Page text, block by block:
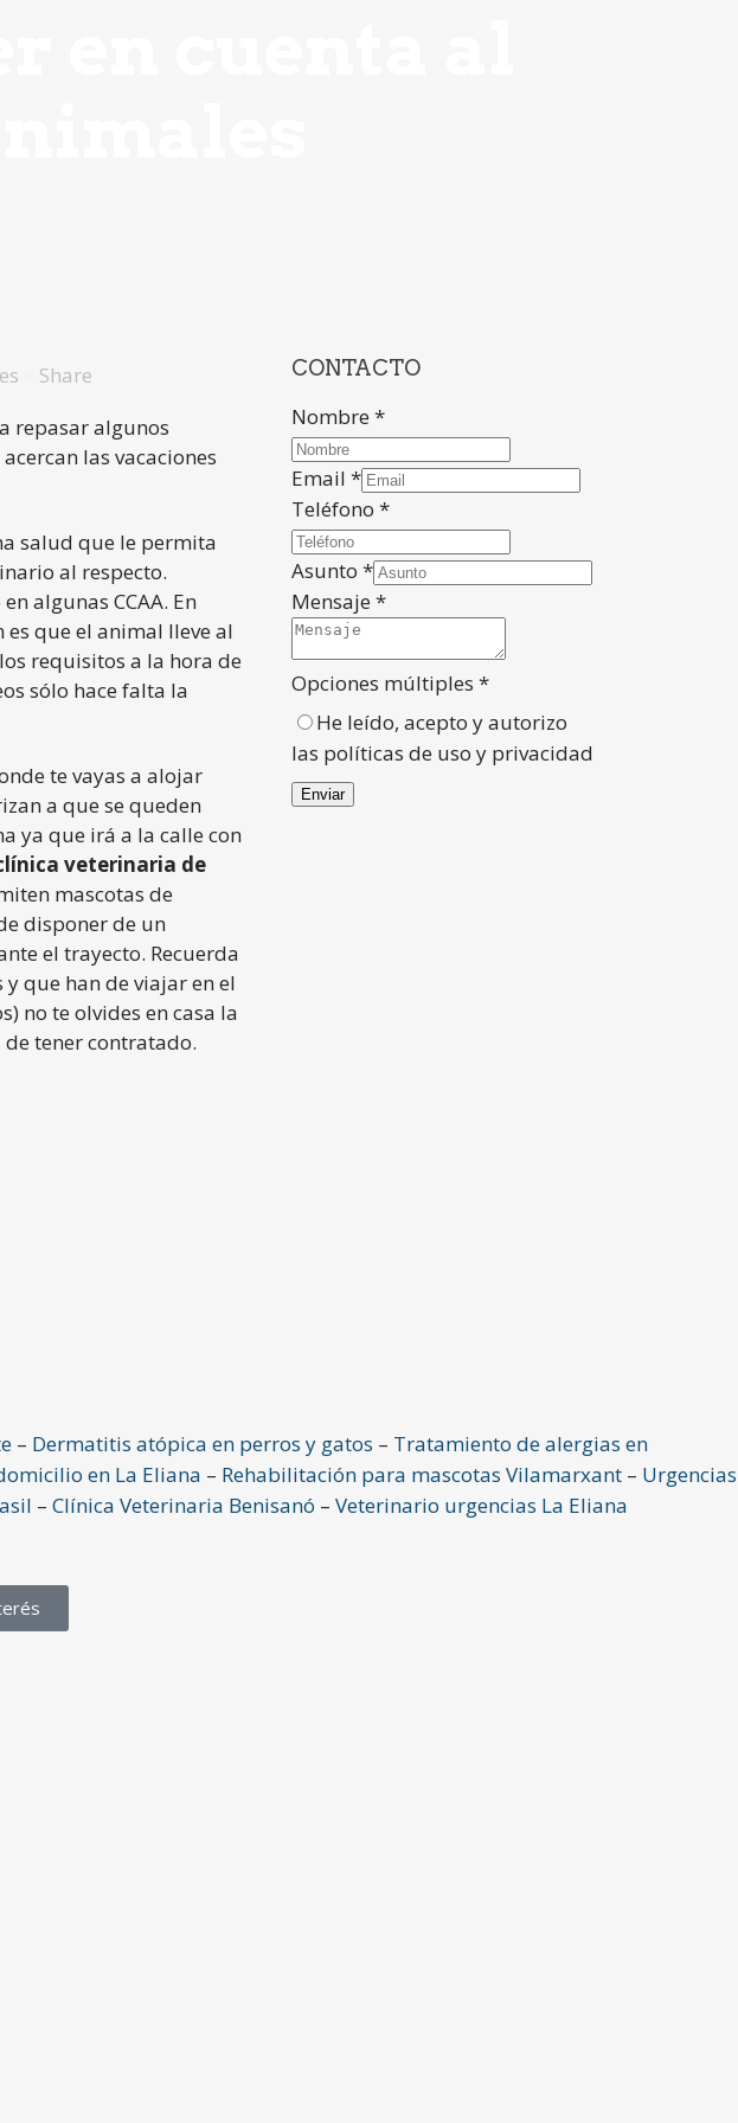
Share
repasar algunos
las vacaciones
salud que le permita
al respecto.
algunas CCAA. En
que el animal lleve al
requisitos a la hora de
sólo hace falta la
te vayas a alojar
a que se queden
ya que irá a la calle con
veterinaria de
mascotas de
disponer de un
el trayecto. Recuerda
que han de viajar en el
no te olvides en casa la
tener contratado.
CONTACTO
Nombre *
Email *
Teléfono *
Asunto *
Mensaje *
Opciones múltiples *
He leído, acepto y autorizo
las políticas de uso y privacidad
Enviar
– Dermatitis atópica en perros y gatos – Tratamiento de alergias en
en La Eliana – Rehabilitación para mascotas Vilamarxant – Urgencias
– Clínica Veterinaria Benisanó – Veterinario urgencias La Eliana